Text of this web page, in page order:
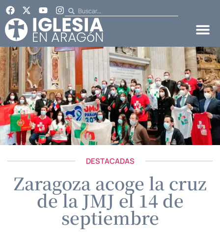
DESTACADAS
Zaragoza acoge la cruz
de la JMJ el 14 de
septiembre